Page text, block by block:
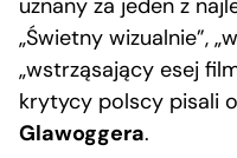
uznany za jeden z
„Świetny wizualnie”,
„wstrząsający esej
krytycy polscy pisali
Glawoggera.